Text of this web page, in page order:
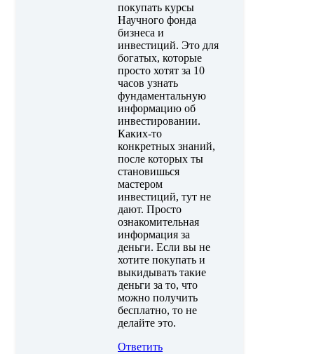
покупать курсы
Научного фонда
бизнеса и
инвестиций. Это для
богатых, которые
просто хотят за 10
часов узнать
фундаментальную
информацию об
инвестировании.
Каких-то
конкретных знаний,
после которых ты
становишься
мастером
инвестиций, тут не
дают. Просто
ознакомительная
информация за
деньги. Если вы не
хотите покупать и
выкидывать такие
деньги за то, что
можно получить
бесплатно, то не
делайте это.
Ответить